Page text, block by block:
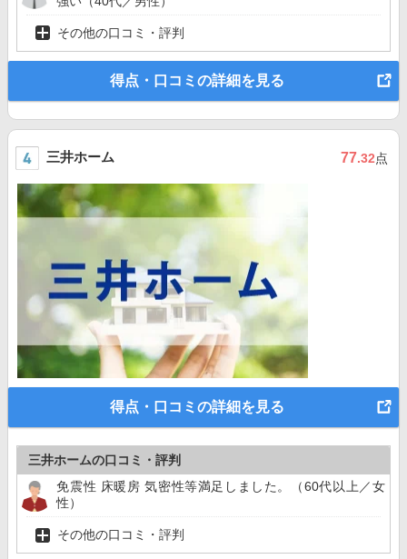
その他の口コミ・評判
得点・口コミの詳細を見る
三井ホーム 77.32点
得点・口コミの詳細を見る
三井ホームの口コミ・評判
免震性 床暖房 気密性等満足しました。（60代以上／女
性）
その他の口コミ・評判